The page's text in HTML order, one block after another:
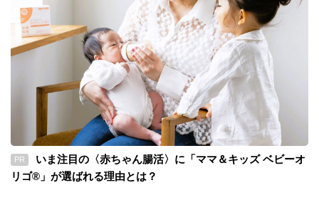
PR
いま注目の〈赤ちゃん腸活〉に「ママ＆キッズ ベビーオ
リゴ®」が選ばれる理由とは？